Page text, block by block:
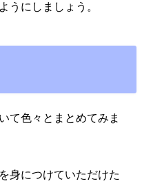
うにしましょう。
て色々とまとめてみま
身につけていただけた